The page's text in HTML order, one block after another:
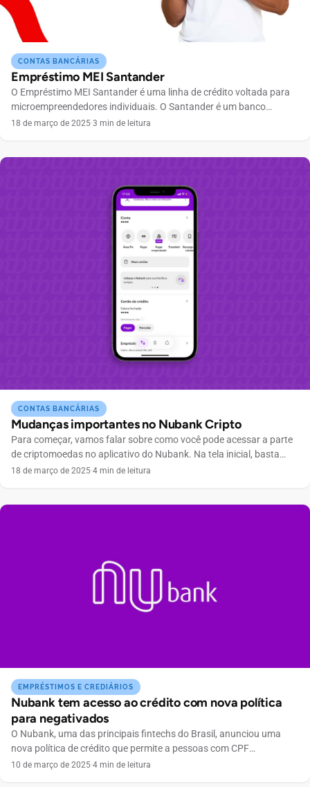
CONTAS BANCÁRIAS
Empréstimo MEI Santander
O Empréstimo MEI Santander é uma linha de crédito voltada para
microempreendedores individuais. O Santander é um banco
tradicional, conhecido por sua solidez e confiabilidade, o que pode
18 de março de 2025·3 min de leitura
CONTAS BANCÁRIAS
Mudanças importantes no Nubank Cripto
Para começar, vamos falar sobre como você pode acessar a parte
de criptomoedas no aplicativo do Nubank. Na tela inicial, basta
clicar no símbolo de cifrão que está localizado na parte inferior do
18 de março de 2025·4 min de leitura
EMPRÉSTIMOS E CREDIÁRIOS
Nubank tem acesso ao crédito com nova política
para negativados
O Nubank, uma das principais fintechs do Brasil, anunciou uma
nova política de crédito que permite a pessoas com CPF
negativado solicitar empréstimos de até R$ 4 mil. Essa iniciativa
10 de março de 2025·4 min de leitura